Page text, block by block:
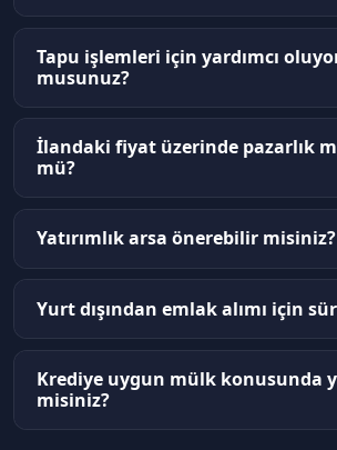
Tapu işlemleri için yardımcı
musunuz?
İlandaki fiyat üzerinde pazarlık
mü?
Yatırımlık arsa önerebilir misiniz?
Yurt dışından emlak alımı için
Krediye uygun mülk konusunda
misiniz?